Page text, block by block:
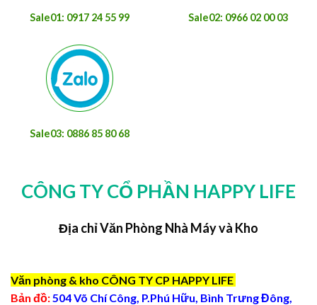
Sale01: 0917 24 55 99 Sale02: 0966 02 00 03
Sale03: 0886 85 80 68
CÔNG TY CỔ PHẦN HAPPY LIFE
Địa chỉ Văn Phòng Nhà Máy và Kho
Văn phòng & kho CÔNG TY CP HAPPY LIFE
Bản đồ: 504 Võ Chí Công, P.Phú Hữu, Bình Trưng Đông,